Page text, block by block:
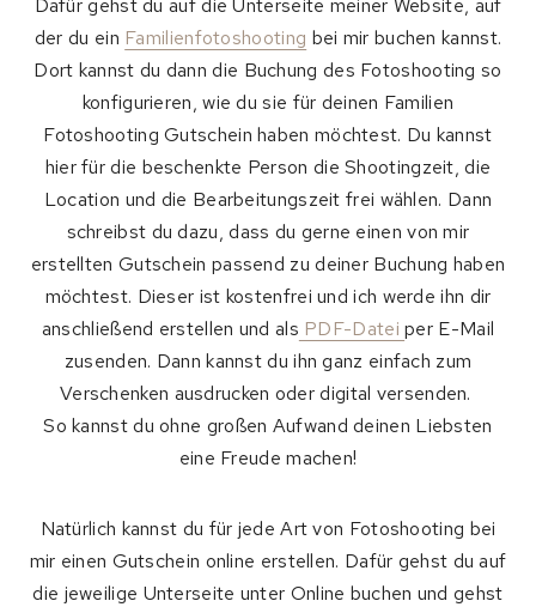
Dafür gehst du auf die Unterseite meiner Website, auf
der du ein Familienfotoshooting bei mir buchen kannst.
Dort kannst du dann die Buchung des Fotoshooting so
konfigurieren, wie du sie für deinen Familien
Fotoshooting Gutschein haben möchtest. Du kannst
hier für die beschenkte Person die Shootingzeit, die
Location und die Bearbeitungszeit frei wählen. Dann
schreibst du dazu, dass du gerne einen von mir
erstellten Gutschein passend zu deiner Buchung haben
möchtest. Dieser ist kostenfrei und ich werde ihn dir
anschließend erstellen und als PDF-Dateiper E-Mail
zusenden. Dann kannst du ihn ganz einfach zum
Verschenken ausdrucken oder digital versenden.
So kannst du ohne großen Aufwand deinen Liebsten
eine Freude machen!
Natürlich kannst du für jede Art von Fotoshooting bei
mir einen Gutschein online erstellen. Dafür gehst du auf
die jeweilige Unterseite unter Online buchen und gehst